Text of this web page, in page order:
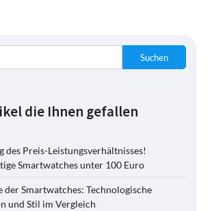
Suchen
die Ihnen gefallen
des Preis-Leistungsverhältnisses!
Smartwatches unter 100 Euro
der Smartwatches: Technologische
und Stil im Vergleich